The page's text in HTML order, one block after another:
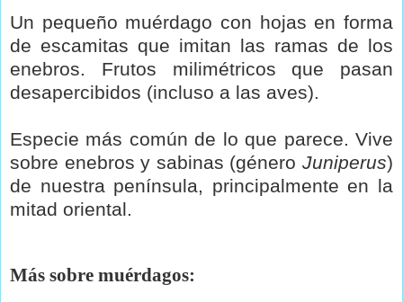
Un pequeño muérdago con hojas en forma
de escamitas que imitan las ramas de los
enebros. Frutos milimétricos que pasan
desapercibidos (incluso a las aves).
Especie más común de lo que parece. Vive
sobre enebros y sabinas (género Juniperus)
de nuestra península, principalmente en la
mitad oriental.
Más sobre muérdagos: